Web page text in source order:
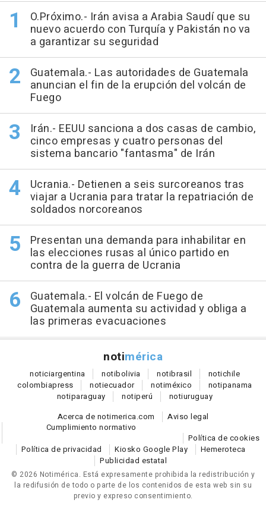
O.Próximo.- Irán avisa a Arabia Saudí que su
nuevo acuerdo con Turquía y Pakistán no va
a garantizar su seguridad
Guatemala.- Las autoridades de Guatemala
anuncian el fin de la erupción del volcán de
Fuego
Irán.- EEUU sanciona a dos casas de cambio,
cinco empresas y cuatro personas del
sistema bancario "fantasma" de Irán
Ucrania.- Detienen a seis surcoreanos tras
viajar a Ucrania para tratar la repatriación de
soldados norcoreanos
Presentan una demanda para inhabilitar en
las elecciones rusas al único partido en
contra de la guerra de Ucrania
Guatemala.- El volcán de Fuego de
Guatemala aumenta su actividad y obliga a
las primeras evacuaciones
notimérica
noticiargentina notibolivia notibrasil notichile
colombiapress notiecuador notiméxico notipanama
notiparaguay notiperú notiuruguay
Acerca de notimerica.com
Aviso legal
Cumplimiento normativo
Política de cookies
Política de privacidad
Kiosko Google Play
Hemeroteca
Publicidad estatal
© 2026 Notimérica. Está expresamente prohibida la redistribución y
la redifusión de todo o parte de los contenidos de esta web sin su
previo y expreso consentimiento.